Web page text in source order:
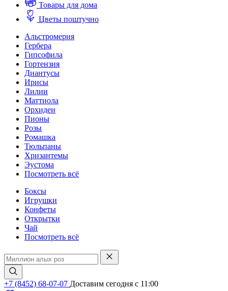
Товары для дома
Цветы поштучно
Альстромерия
Гербера
Гипсофила
Гортензия
Диантусы
Ирисы
Лилии
Маттиола
Орхидеи
Пионы
Розы
Ромашка
Тюльпаны
Хризантемы
Эустома
Посмотреть всё
Боксы
Игрушки
Конфеты
Открытки
Чай
Посмотреть всё
+7 (8452) 68-07-07 Доставим сегодня c 11:00